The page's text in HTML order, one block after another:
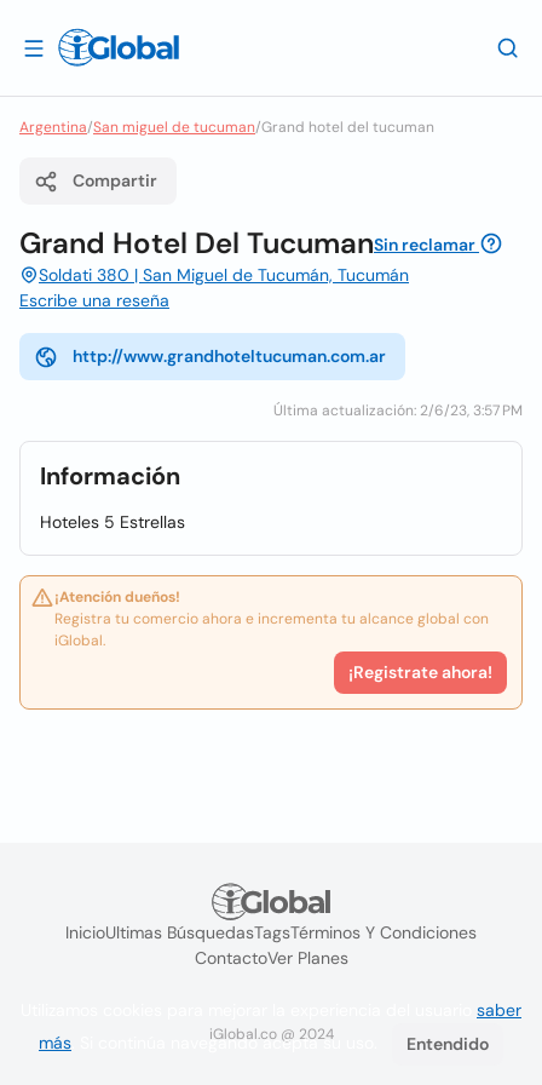
Argentina/San miguel de tucuman/Grand hotel del tucuman
Compartir
Grand Hotel Del TucumanSin reclamar
Soldati 380 | San Miguel de Tucumán, Tucumán
Escribe una reseña
http://www.grandhoteltucuman.com.ar
Última actualización: 2/6/23, 3:57 PM
Información
Hoteles 5 Estrellas
¡Atención dueños!
Registra tu comercio ahora e incrementa tu alcance global con
iGlobal.
¡Registrate ahora!
InicioUltimas BúsquedasTagsTérminos Y Condiciones
ContactoVer Planes
iGlobal.co @ 2024
saber
más . Si continúa navegando acepta su uso. Entendido